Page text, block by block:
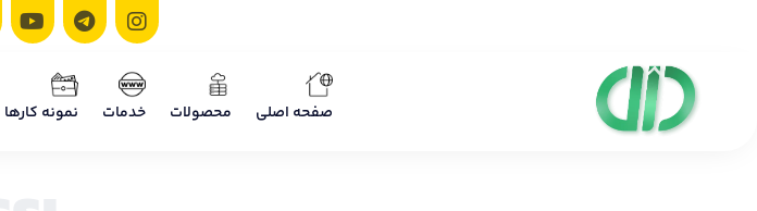
صفحه اصلی محصولات خدمات نمونه کارها